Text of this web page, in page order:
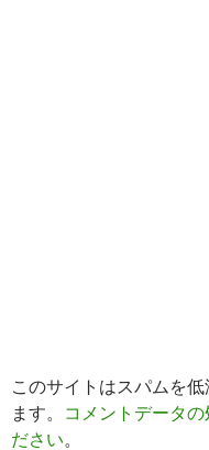
このサイトはスパムを
ます。
コメントデータ
ださい。